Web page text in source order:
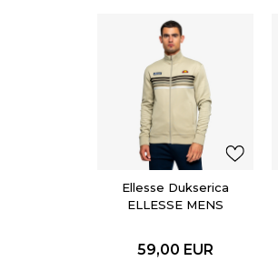
Ellesse Dukserica
ELLESSE MENS
59,00 EUR